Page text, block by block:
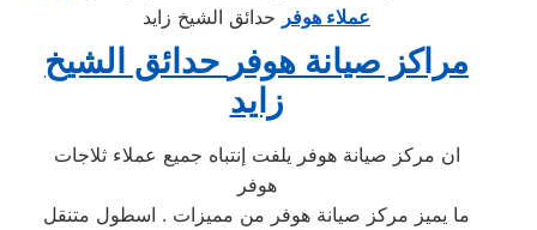
عملاء هوفر حدائق الشيخ زايد
مراكز صيانة هوفر حدائق الشيخ
زايد
ان مركز صيانة هوفر يلفت إنتباه جميع عملاء ثلاجات
هوفر
ما يميز مركز صيانة هوفر من مميزات . اسطول متنقل